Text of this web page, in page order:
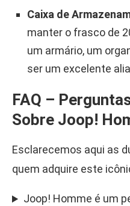
Caixa de
manter o frasco de
um armário, um
ser um excelente
FAQ –
Sobre Joop!
Esclarecemos aqui as
quem adquire este
Joop! Homme é um